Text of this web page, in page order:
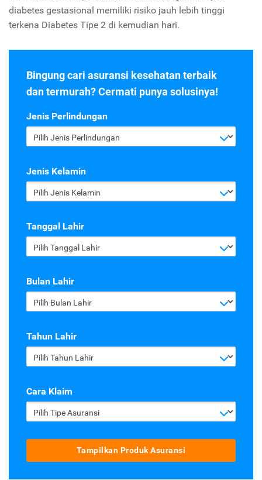
diabetes gestasional memiliki risiko jauh lebih tinggi
terkena Diabetes Tipe 2 di kemudian hari.
Bingung cari asuransi kesehatan terbaik
dan termurah? Cermati punya solusinya!
Jenis Perlindungan
Pilih Jenis Perlindungan
Jenis Kelamin
Pilih Jenis Kelamin
Tanggal Lahir
Pilih Tanggal Lahir
Bulan Lahir
Pilih Bulan Lahir
Tahun Lahir
Pilih Tahun Lahir
Cara Klaim
Pilih Tipe Asuransi
Tampilkan Produk Asuransi